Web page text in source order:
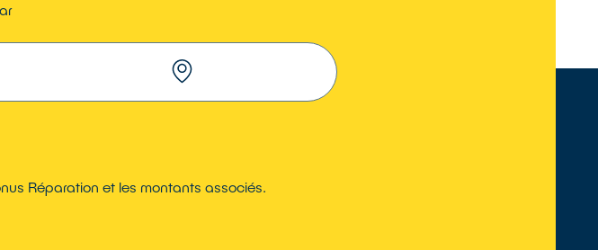
Réparation et les montants associés.